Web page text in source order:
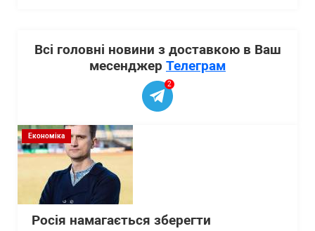
Всі головні новини з доставкою в Ваш
месенджер Телеграм
2
Економіка
Росія намагається зберегти